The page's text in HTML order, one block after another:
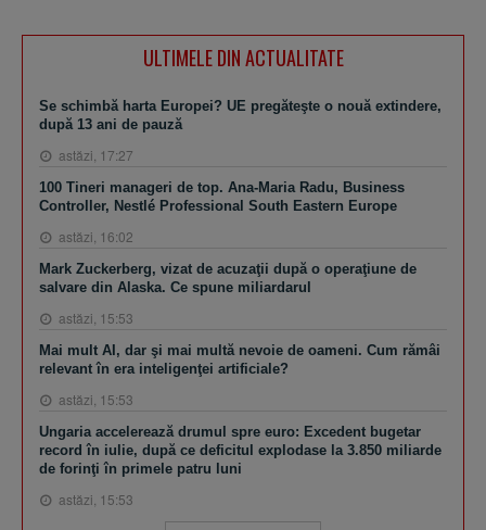
ULTIMELE DIN ACTUALITATE
Se schimbă harta Europei? UE pregăteşte o nouă extindere,
după 13 ani de pauză
astăzi, 17:27
100 Tineri manageri de top. Ana-Maria Radu, Business
Controller, Nestlé Professional South Eastern Europe
astăzi, 16:02
Mark Zuckerberg, vizat de acuzaţii după o operaţiune de
salvare din Alaska. Ce spune miliardarul
astăzi, 15:53
Mai mult AI, dar şi mai multă nevoie de oameni. Cum rămâi
relevant în era inteligenţei artificiale?
astăzi, 15:53
Ungaria accelerează drumul spre euro: Excedent bugetar
record în iulie, după ce deficitul explodase la 3.850 miliarde
de forinţi în primele patru luni
astăzi, 15:53